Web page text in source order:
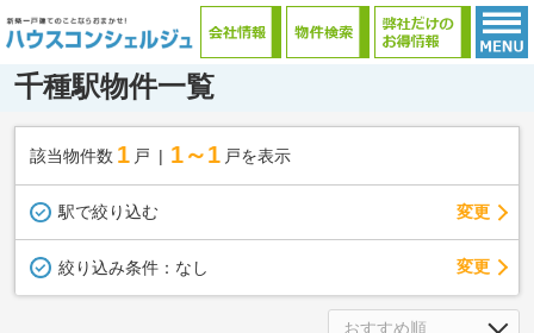
千種駅物件一覧
該当物件数 1 戸 1～1 戸を表示
駅で絞り込む 変更
絞り込み条件： なし 変更